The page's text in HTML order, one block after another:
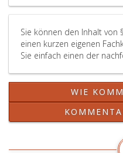
Sie können den Inhalt von
einen kurzen eigenen
Sie einfach einen der
WIE